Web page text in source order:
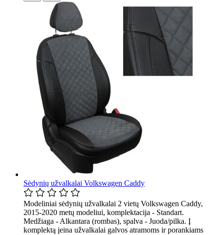
Sėdynių užvalkalai Volkswagen Caddy
Modeliniai sėdynių užvalkalai 2 vietų Volkswagen Caddy,
2015-2020 metų modeliui, komplektacija - Standart.
Medžiaga - Alkantara (rombas), spalva - Juoda/pilka. Į
komplektą įeina užvalkalai galvos atramoms ir porankiams